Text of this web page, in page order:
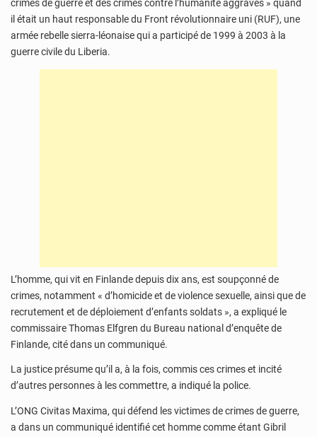
crimes de guerre et des crimes contre l’humanité aggravés » quand
il était un haut responsable du Front révolutionnaire uni (RUF), une
armée rebelle sierra-léonaise qui a participé de 1999 à 2003 à la
guerre civile du Liberia.
L’homme, qui vit en Finlande depuis dix ans, est soupçonné de
crimes, notamment « d’homicide et de violence sexuelle, ainsi que de
recrutement et de déploiement d’enfants soldats », a expliqué le
commissaire Thomas Elfgren du Bureau national d’enquête de
Finlande, cité dans un communiqué.
La justice présume qu’il a, à la fois, commis ces crimes et incité
d’autres personnes à les commettre, a indiqué la police.
L’ONG Civitas Maxima, qui défend les victimes de crimes de guerre,
a dans un communiqué identifié cet homme comme étant Gibril